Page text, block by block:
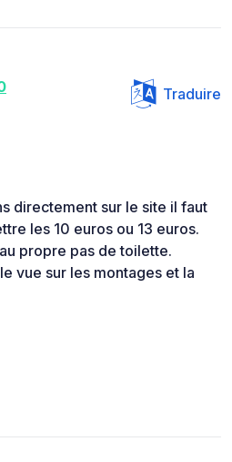
Traduire
directement sur le site il faut
les 10 euros ou 13 euros.
propre pas de toilette.
vue sur les montages et la